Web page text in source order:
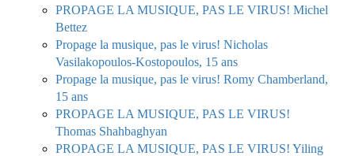
PROPAGE LA MUSIQUE, PAS LE VIRUS! Michel
Bettez
Propage la musique, pas le virus! Nicholas
Vasilakopoulos-Kostopoulos, 15 ans
Propage la musique, pas le virus! Romy Chamberland,
15 ans
PROPAGE LA MUSIQUE, PAS LE VIRUS!
Thomas Shahbaghyan
PROPAGE LA MUSIQUE, PAS LE VIRUS! Yiling